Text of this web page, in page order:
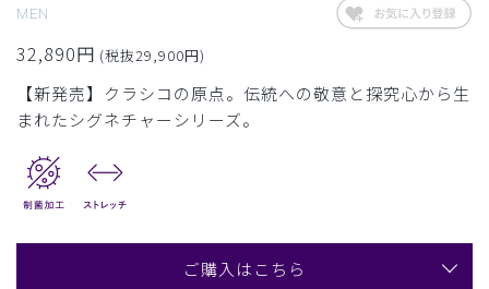
MEN
32,890円 (税抜29,900円)
【新発売】クラシコの原点。伝統への敬意と探究心から生
まれたシグネチャーシリーズ。
ご購入はこちら